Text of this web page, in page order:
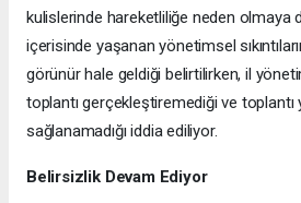
kulislerinde hareketliliğe neden olmaya
içerisinde yaşanan yönetimsel
görünür hale geldiği belirtilirken, il
toplantı gerçekleştiremediği ve toplantı
sağlanamadığı iddia ediliyor.
Belirsizlik Devam Ediyor